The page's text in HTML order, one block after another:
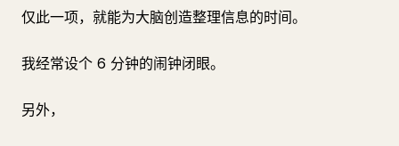
仅此一项，就能为大脑创造整理信息的时间。
我经常设个 6 分钟的闹钟闭眼。
另外，